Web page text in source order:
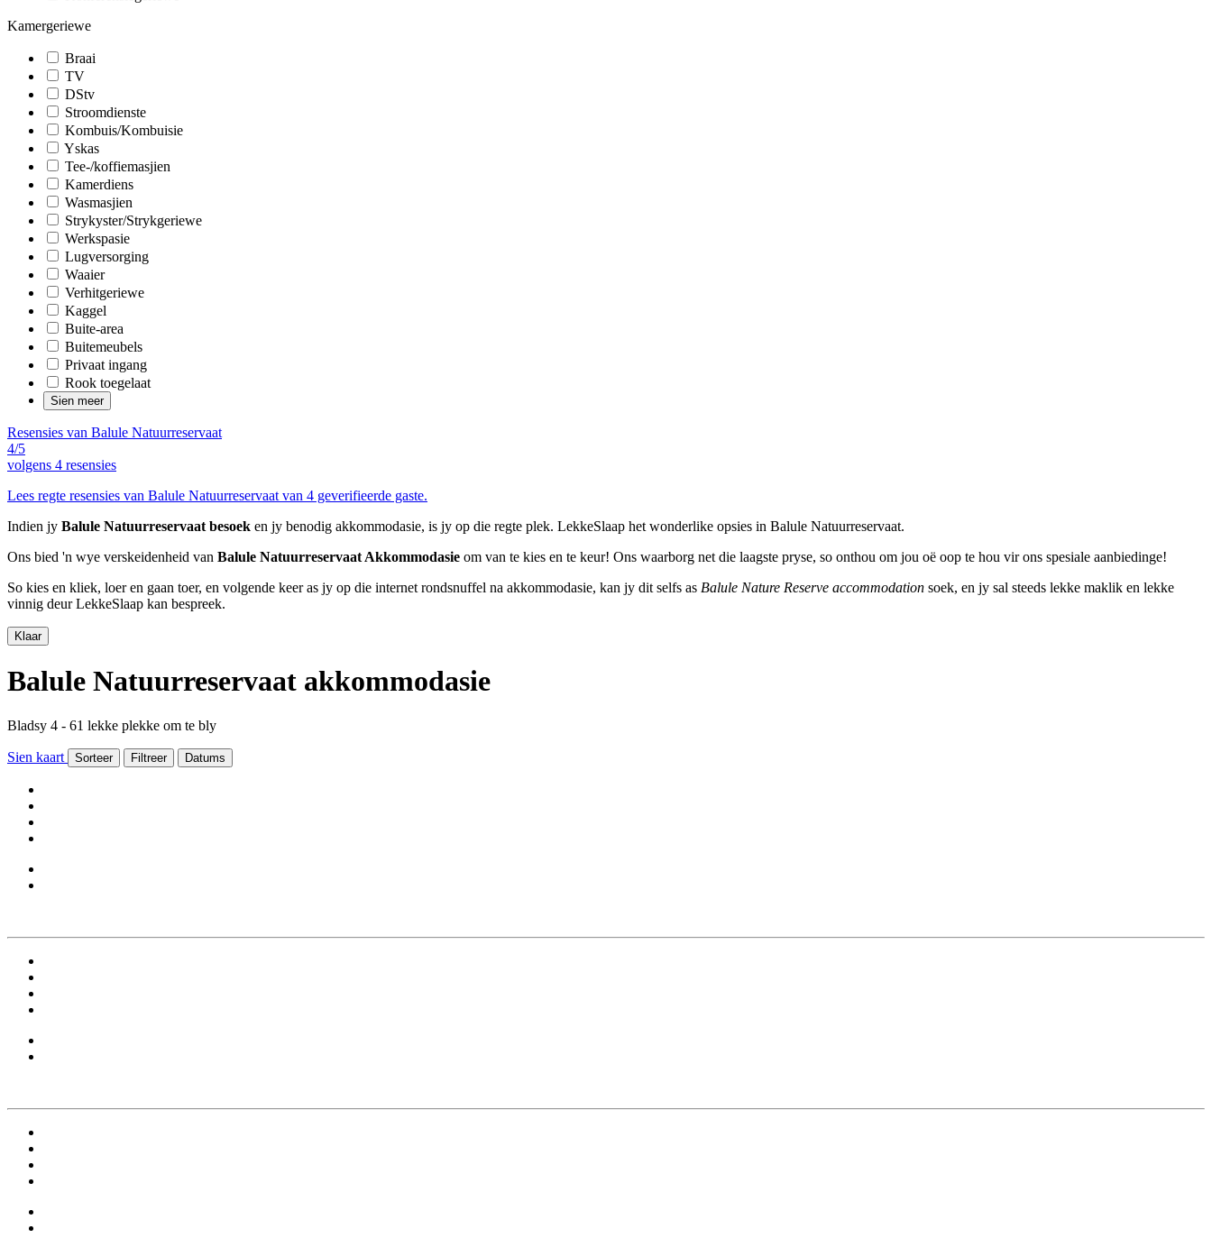
Kamergeriewe
Braai
TV
DStv
Stroomdienste
Kombuis/Kombuisie
Yskas
Tee-/koffiemasjien
Kamerdiens
Wasmasjien
Strykyster/Strykgeriewe
Werkspasie
Lugversorging
Waaier
Verhitgeriewe
Kaggel
Buite-area
Buitemeubels
Privaat ingang
Rook toegelaat
Sien meer
Resensies van Balule Natuurreservaat
4/5
volgens 4 resensies
Lees regte resensies van Balule Natuurreservaat van 4 geverifieerde gaste.
Indien jy Balule Natuurreservaat besoek en jy benodig akkommodasie, is jy op die regte plek. LekkeSlaap het wonderlike opsies in Balule Natuurreservaat.
Ons bied 'n wye verskeidenheid van Balule Natuurreservaat Akkommodasie om van te kies en te keur! Ons waarborg net die laagste pryse, so onthou om jou oë oop te hou vir ons spesiale aanbiedinge!
So kies en kliek, loer en gaan toer, en volgende keer as jy op die internet rondsnuffel na akkommodasie, kan jy dit selfs as Balule Nature Reserve accommodation soek, en jy sal steeds lekke maklik en lekke
vinnig deur LekkeSlaap kan bespreek.
Klaar
Balule Natuurreservaat akkommodasie
Bladsy 4 - 61 lekke plekke om te bly
Sien kaart Sorteer Filtreer Datums